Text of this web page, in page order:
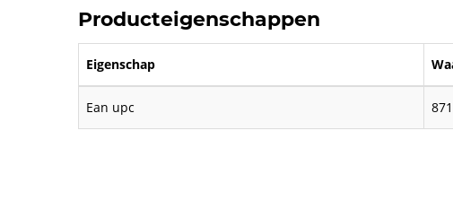
Producteigenschappen
Eigenschap
Ean upc